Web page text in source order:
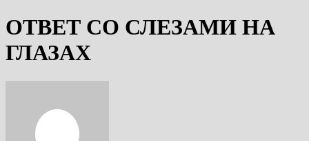
ОТВЕТ СО СЛЕЗАМИ НА
ГЛАЗАХ